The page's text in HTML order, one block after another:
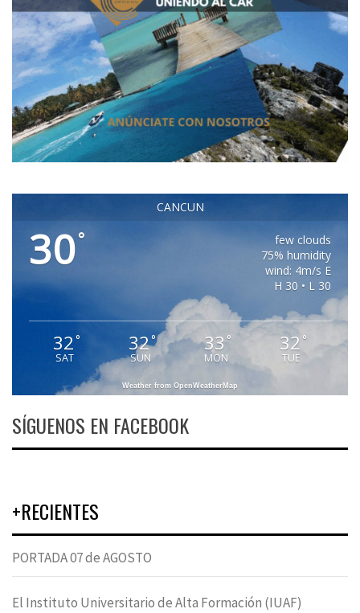
CANCUN
30°
few clouds
75% humidity
wind: 4m/s E
H 30 • L 30
32°
SAT
32°
SUN
33 °
MON
32 °
TUE
Weather from OpenWeatherMap
SÍGUENOS EN FACEBOOK
+RECIENTES
PORTADA 07 de AGOSTO
El Instituto Universitario de Alta Formación (IUAF)